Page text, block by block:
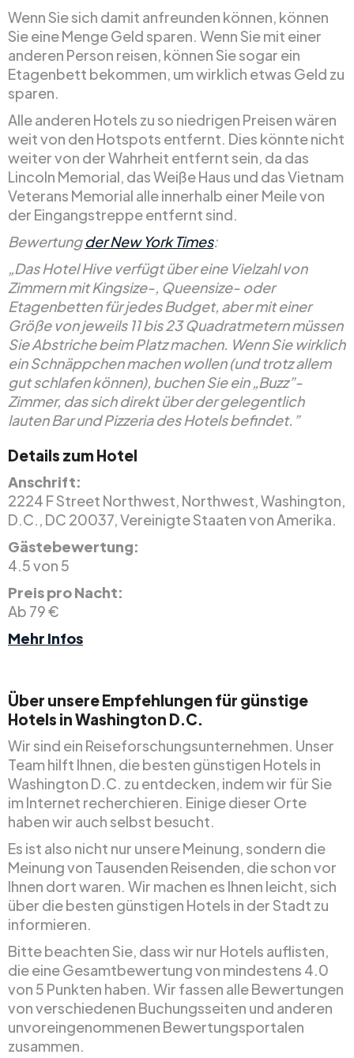
Wenn Sie sich damit anfreunden können, können
Sie eine Menge Geld sparen. Wenn Sie mit einer
anderen Person reisen, können Sie sogar ein
Etagenbett bekommen, um wirklich etwas Geld zu
sparen.
Alle anderen Hotels zu so niedrigen Preisen wären
weit von den Hotspots entfernt. Dies könnte nicht
weiter von der Wahrheit entfernt sein, da das
Lincoln Memorial, das Weiße Haus und das Vietnam
Veterans Memorial alle innerhalb einer Meile von
der Eingangstreppe entfernt sind.
Bewertungder New York Times:
„Das Hotel Hive verfügt über eine Vielzahl von
Zimmern mit Kingsize-, Queensize- oder
Etagenbetten für jedes Budget, aber mit einer
Größe von jeweils 11 bis 23 Quadratmetern müssen
Sie Abstriche beim Platz machen. Wenn Sie wirklich
ein Schnäppchen machen wollen (und trotz allem
gut schlafen können), buchen Sie ein „Buzz”-
Zimmer, das sich direkt über der gelegentlich
lauten Bar und Pizzeria des Hotels befindet.”
Details zum Hotel
Anschrift:
2224 F Street Northwest, Northwest, Washington,
D.C., DC 20037, Vereinigte Staaten von Amerika.
Gästebewertung:
4.5 von 5
Preis pro Nacht:
Ab 79 €
Mehr Infos
Über unsere Empfehlungen für günstige
Hotels in Washington D.C.
Wir sind ein Reiseforschungsunternehmen. Unser
Team hilft Ihnen, die besten günstigen Hotels in
Washington D.C. zu entdecken, indem wir für Sie
im Internet recherchieren. Einige dieser Orte
haben wir auch selbst besucht.
Es ist also nicht nur unsere Meinung, sondern die
Meinung von Tausenden Reisenden, die schon vor
Ihnen dort waren. Wir machen es Ihnen leicht, sich
über die besten günstigen Hotels in der Stadt zu
informieren.
Bitte beachten Sie, dass wir nur Hotels auflisten,
die eine Gesamtbewertung von mindestens 4.0
von 5 Punkten haben. Wir fassen alle Bewertungen
von verschiedenen Buchungsseiten und anderen
unvoreingenommenen Bewertungsportalen
zusammen.